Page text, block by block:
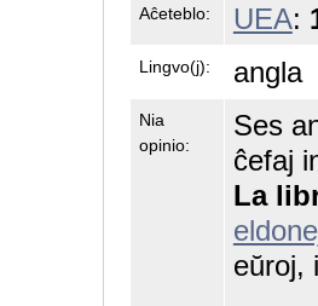
Aĉeteblo: UEA:
Lingvo(j): angla
Nia
opinio:
Ses
ĉefaj
La
eŭroj,